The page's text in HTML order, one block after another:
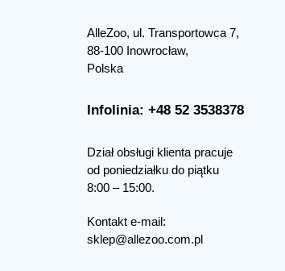
AlleZoo, ul. Transportowca 7,
88-100 Inowrocław,
Polska
Infolinia: +48 52 3538378
Dział obsługi klienta pracuje
od poniedziałku do piątku
8:00 – 15:00.
Kontakt e-mail:
sklep@allezoo.com.pl